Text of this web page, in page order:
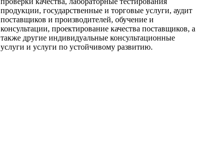
продукции, государственные и торговые услуги, аудит
поставщиков и производителей, обучение и
консультации, проектирование качества поставщиков, а
также другие индивидуальные консультационные
услуги и услуги по устойчивому развитию.